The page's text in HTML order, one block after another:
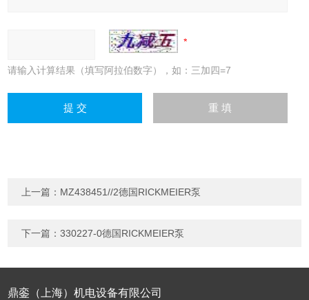
请输入计算结果（填写阿拉伯数字），如：三加四=7
上一篇： MZ438451//2德国RICKMEIER泵
下一篇：330227-0德国RICKMEIER泵
鼎銮（上海）机电设备有限公司